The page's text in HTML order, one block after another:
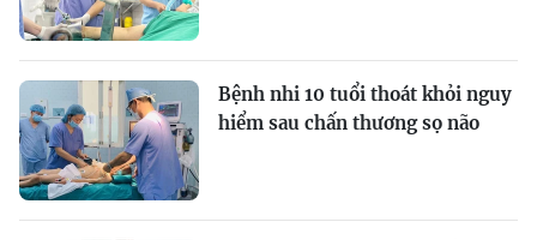
Bệnh nhi 10 tuổi thoát khỏi nguy
hiểm sau chấn thương sọ não